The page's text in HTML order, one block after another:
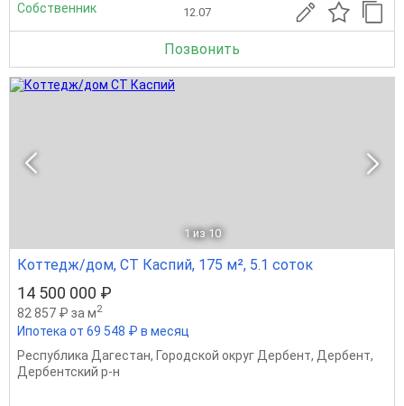
Собственник 12.07
Позвонить
1 из 10
Коттедж/дом, СТ Каспий, 175 м², 5.1 соток
14 500 000 ₽
82 857 ₽ за м2
Ипотека от 69 548 ₽ в месяц
Республика Дагестан, Городской округ Дербент, Дербент,
Дербентский р-н